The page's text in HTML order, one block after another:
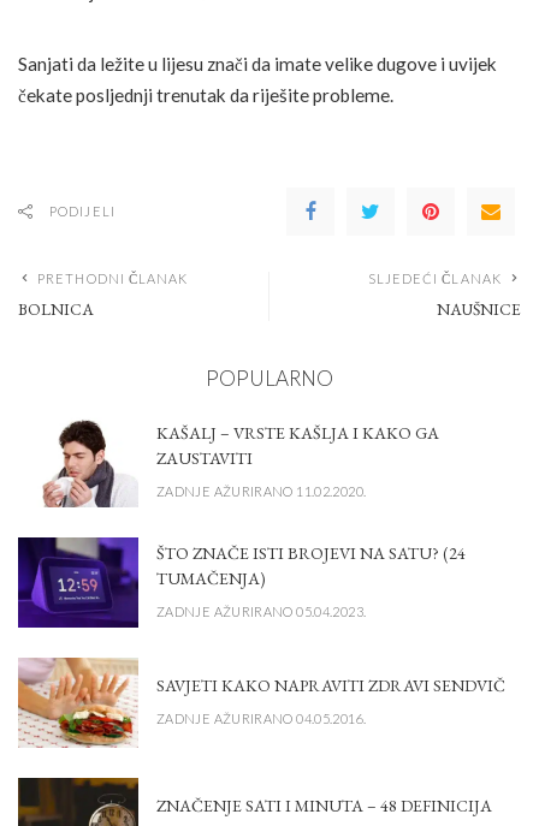
Sanjati da ležite u lijesu znači da imate velike dugove i uvijek
čekate posljednji trenutak da riješite probleme.
PODIJELI
PRETHODNI ČLANAK
BOLNICA
SLJEDEĆI ČLANAK
NAUŠNICE
POPULARNO
KAŠALJ – VRSTE KAŠLJA I KAKO GA
ZAUSTAVITI
ZADNJE AŽURIRANO 11.02.2020.
ŠTO ZNAČE ISTI BROJEVI NA SATU? (24
TUMAČENJA)
ZADNJE AŽURIRANO 05.04.2023.
SAVJETI KAKO NAPRAVITI ZDRAVI SENDVIČ
ZADNJE AŽURIRANO 04.05.2016.
ZNAČENJE SATI I MINUTA – 48 DEFINICIJA